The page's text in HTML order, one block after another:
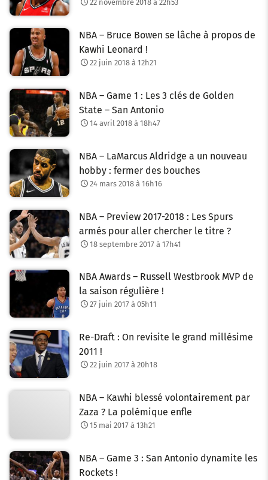
22 novembre 2018 à 22h53
NBA – Bruce Bowen se lâche à propos de
Kawhi Leonard !
22 juin 2018 à 12h21
NBA – Game 1 : Les 3 clés de Golden
State – San Antonio
14 avril 2018 à 18h47
NBA – LaMarcus Aldridge a un nouveau
hobby : fermer des bouches
24 mars 2018 à 16h16
NBA – Preview 2017-2018 : Les Spurs
armés pour aller chercher le titre ?
18 septembre 2017 à 17h41
NBA Awards – Russell Westbrook MVP de
la saison régulière !
27 juin 2017 à 05h11
Re-Draft : On revisite le grand millésime
2011 !
22 juin 2017 à 20h18
NBA – Kawhi blessé volontairement par
Zaza ? La polémique enfle
15 mai 2017 à 13h21
NBA – Game 3 : San Antonio dynamite les
Rockets !